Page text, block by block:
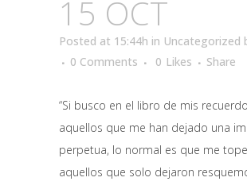
15 OCT
Posted at 15:44h in Uncategorized
0 Comments
0 Likes Share
“Si busco en el libro de mis
aquellos que me han dejado una
perpetua, lo normal es que me
aquellos que solo dejaron